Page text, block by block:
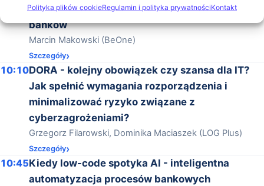
Polityka plików cookieRegulamin i polityka prywatnościKontakt
BPM i AI wspierają cyfrową transformację
banków
Marcin Makowski (BeOne)
Szczegóły
10:10DORA - kolejny obowiązek czy szansa dla IT?
Jak spełnić wymagania rozporządzenia i
minimalizować ryzyko związane z
cyberzagrożeniami?
Grzegorz Filarowski, Dominika Maciaszek (LOG Plus)
Szczegóły
10:45Kiedy low-code spotyka AI - inteligentna
automatyzacja procesów bankowych